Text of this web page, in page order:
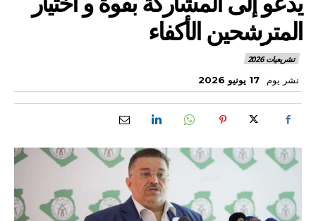
المترشحين الأكفاء
تشريعيات 2026
نشر يوم 17 يونيو 2026